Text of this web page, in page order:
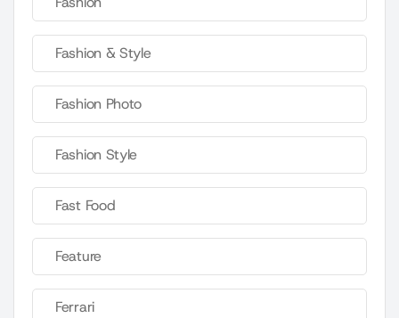
Fashion & Style
Fashion Photo
Fashion Style
Fast Food
Feature
Ferrari